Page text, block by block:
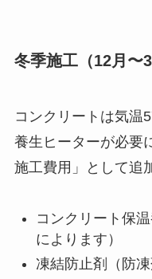
冬季施工（12月〜
コンクリートは気温
養生ヒーターが必要
施工費用」として追
コンクリート保
によります）
凍結防止剤（防